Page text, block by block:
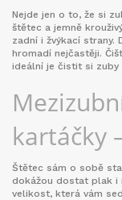
Nejde jen o to, že si
štětec a jemně
zadní i žvýkací strany.
hromadí nejčastěji.
ideální je čistit si zuby
kartáčky
Štětec sám o sobě
dokážou dostat plak i
velikost, která vám